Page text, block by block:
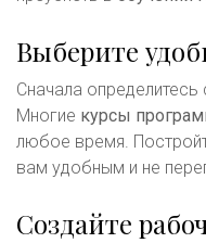
Выберите
Сначала
Многие курсы
любое время.
вам удобным и не
Создайте